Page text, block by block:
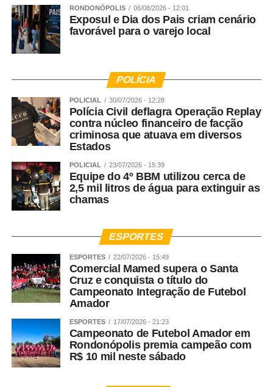
RONDONÓPOLIS 06/08/2026 - 12:01
Exposul e Dia dos Pais criam cenário
favorável para o varejo local
POLÍCIA
POLICIAL 30/07/2026 - 12:28
Polícia Civil deflagra Operação Replay
contra núcleo financeiro de facção
criminosa que atuava em diversos
Estados
POLICIAL 23/07/2026 - 15:39
Equipe do 4º BBM utilizou cerca de
2,5 mil litros de água para extinguir as
chamas
ESPORTES
ESPORTES 22/07/2026 - 15:49
Comercial Mamed supera o Santa
Cruz e conquista o título do
Campeonato Integração de Futebol
Amador
ESPORTES 17/07/2026 - 21:23
Campeonato de Futebol Amador em
Rondonópolis premia campeão com
R$ 10 mil neste sábado